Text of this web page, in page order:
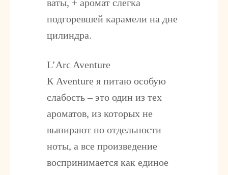
ваты, + аромат слегка
подгоревшей карамели на дне
цилиндра.
L’Arc Aventure
К Aventure я питаю особую
слабость – это один из тех
ароматов, из которых не
выпирают по отдельности
ноты, а все произведение
воспринимается как единое